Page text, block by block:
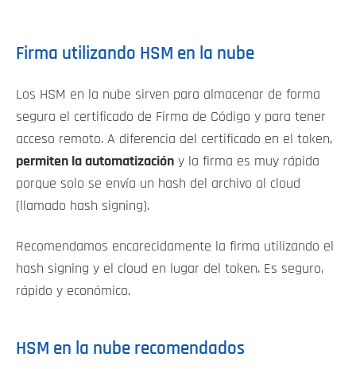
Firma utilizando HSM en la nube
Los HSM en la nube sirven para almacenar de forma
segura el certificado de Firma de Código y para tener
acceso remoto. A diferencia del certificado en el token,
permiten la automatización y la firma es muy rápida
porque solo se envía un hash del archivo al cloud
(llamado hash signing).
Recomendamos encarecidamente la firma utilizando el
hash signing y el cloud en lugar del token. Es seguro,
rápido y económico.
HSM en la nube recomendados